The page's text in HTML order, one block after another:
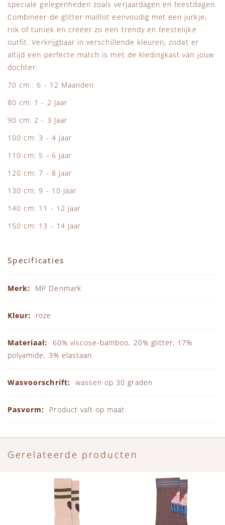
speciale gelegenheden zoals verjaardagen en feestdagen.
Combineer de glitter maillot eenvoudig met een jurkje,
rok of tuniek en creëer zo een trendy en feestelijke
outfit. Verkrijgbaar in verschillende kleuren, zodat er
altijd een perfecte match is met de kledingkast van jouw
dochter.
70 cm : 6 - 12 Maanden
80 cm: 1 - 2 Jaar
90 cm: 2 - 3 Jaar
100 cm: 3 - 4 Jaar
110 cm: 5 - 6 Jaar
120 cm: 7 - 8 Jaar
130 cm: 9 - 10 Jaar
140 cm: 11 - 12 Jaar
150 cm: 13 - 14 Jaar
Specificaties
MP Denmark
roze
60% viscose-bamboo, 20% glitter, 17%
polyamide, 3% elastaan
wassen op 30 graden
Product valt op maat
Gerelateerde producten